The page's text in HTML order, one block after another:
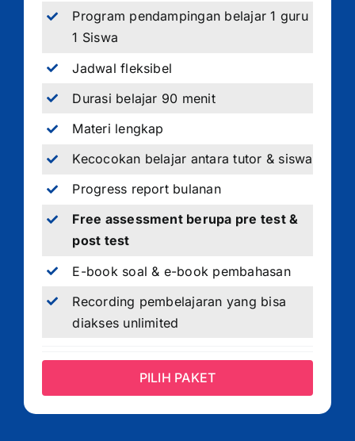
Program pendampingan belajar 1 guru
1 Siswa
Jadwal fleksibel
Durasi belajar 90 menit
Materi lengkap
Kecocokan belajar antara tutor & siswa
Progress report bulanan
Free assessment berupa pre test &
post test
E-book soal & e-book pembahasan
Recording pembelajaran yang bisa
diakses unlimited
PILIH PAKET